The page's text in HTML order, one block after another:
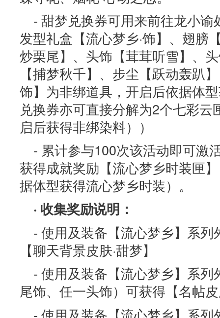
- 甜梦兑换券可用来前往龙小
发型礼盒【流心梦乡·饰】、翅膀
炒栗尾】、头饰【茸茸听雪】、
【捕梦秋千】、步尘【跃动轰趴
饰】为非绑道具，开启后依据体
兑换券亦可直接分解为2个七彩云
启后获得非绑染料））
- 累计参与100次该活动即可激
获得成就奖励【流心梦乡时装匣
据体型获得流心梦乡时装）。
· 收集奖励说明：
- 使用及装备【流心梦乡】系
【聊天背景皮肤·甜梦】
- 使用及装备【流心梦乡】系
尾饰、任一头饰）可获得【名帖
- 使用及装备【流心梦乡】系